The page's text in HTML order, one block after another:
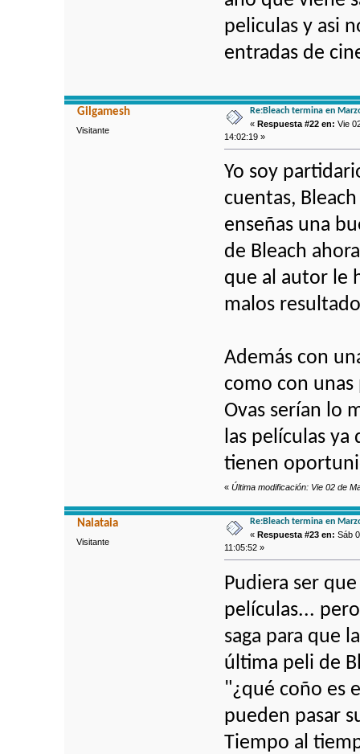
peliculas y asi
entradas de
Gilgamesh
Visitante
Re:Bleach termina en
«Respuesta #22 en: Vie
14:02:19 »
Yo soy
cuentas,
enseñas una
de Bleach
que al autor le
malos
Además con
como con
Ovas serían lo
las películas ya
tienen
«Última modificación: Vie 02 de
Nalataia
Visitante
Re:Bleach termina en
«Respuesta #23 en: Sáb
11:05:52 »
Pudiera ser
películas...
saga para que
última peli de
"¿qué coño es
pueden pasar
Tiempo al